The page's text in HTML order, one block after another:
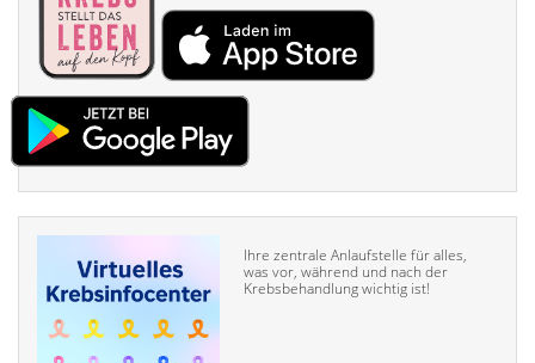
Ihre zentrale Anlaufstelle für alles,
was vor, während und nach der
Krebsbehandlung wichtig ist!